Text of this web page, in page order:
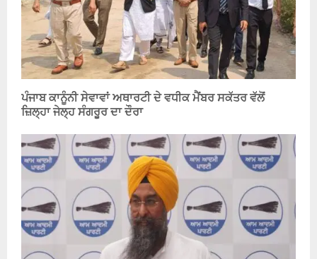
ਪੰਜਾਬ ਕਾਨੂੰਨੀ ਸੇਵਾਵਾਂ ਅਥਾਰਟੀ ਦੇ ਵਧੀਕ ਮੈਂਬਰ ਸਕੱਤਰ ਵੱਲੋਂ
ਜ਼ਿਲ੍ਹਾ ਜੇਲ੍ਹ ਸੰਗਰੂਰ ਦਾ ਦੌਰਾ